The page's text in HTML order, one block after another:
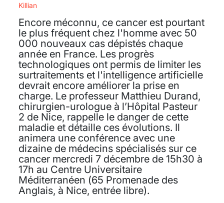
Encore méconnu, ce cancer est pourtant
le plus fréquent chez l'homme avec 50
000 nouveaux cas dépistés chaque
année en France. Les progrès
technologiques ont permis de limiter les
surtraitements et l'intelligence artificielle
devrait encore améliorer la prise en
charge. Le professeur Matthieu Durand,
chirurgien-urologue à l’Hôpital Pasteur
2 de Nice, rappelle le danger de cette
maladie et détaille ces évolutions. Il
animera une conférence avec une
dizaine de médecins spécialisés sur ce
cancer mercredi 7 décembre de 15h30 à
17h au Centre Universitaire
Méditerranéen (65 Promenade des
Anglais, à Nice, entrée libre).
Killian